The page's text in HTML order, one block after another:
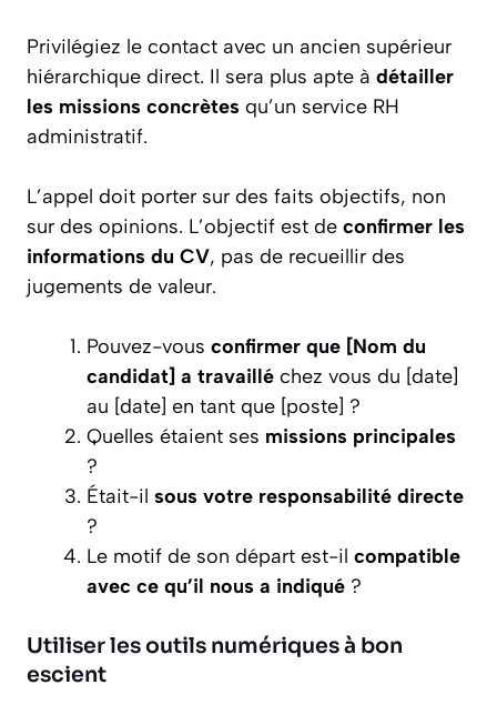
Privilégiez le contact avec un ancien supérieur
hiérarchique direct. Il sera plus apte à détailler
les missions concrètes qu’un service RH
administratif.
L’appel doit porter sur des faits objectifs, non
sur des opinions. L’objectif est de confirmer les
informations du CV, pas de recueillir des
jugements de valeur.
Pouvez-vous confirmer que [Nom du
candidat] a travaillé chez vous du [date]
au [date] en tant que [poste] ?
Quelles étaient ses missions principales
?
Était-il sous votre responsabilité directe
?
Le motif de son départ est-il compatible
avec ce qu’il nous a indiqué ?
Utiliser les outils numériques à bon
escient